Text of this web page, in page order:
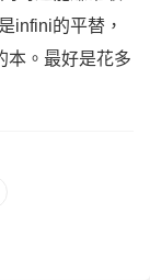
infini的平替，
本。最好是花多